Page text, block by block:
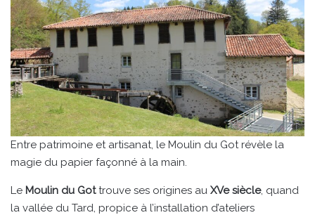
Entre patrimoine et artisanat, le Moulin du Got révèle la
magie du papier façonné à la main.
Le Moulin du Gottrouve ses origines au XVe siècle, quand
la vallée du Tard, propice à l’installation d’ateliers